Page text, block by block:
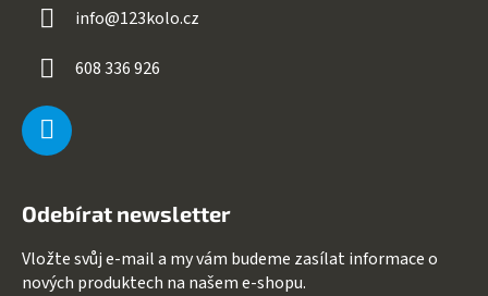
info@123kolo.cz
608 336 926
Odebírat newsletter
Vložte svůj e-mail a my vám budeme zasílat informace o
nových produktech na našem e-shopu.